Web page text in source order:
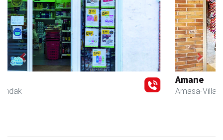
Amasa-Villabona
Previous Next